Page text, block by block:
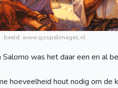
beeld: www.gospelimages.nl
was het daar een en al
hoeveelheid hout nodig om de